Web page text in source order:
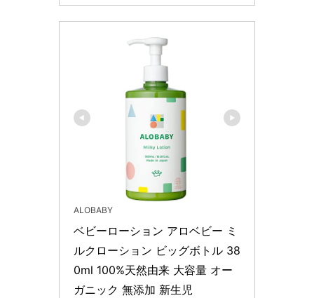
ALOBABY
ベビーローション アロベビー ミ
ルクローション ビッグボトル 38
0ml 100%天然由来 大容量 オー
ガニック 無添加 新生児